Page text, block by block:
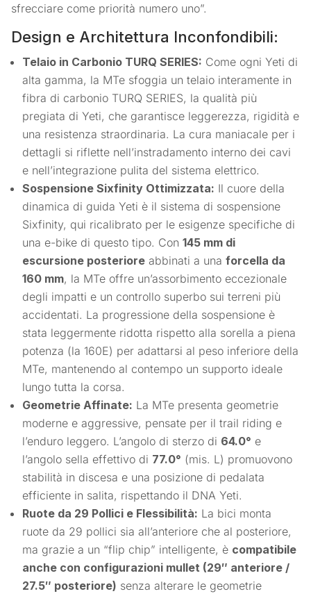
sfrecciare come priorità numero uno”.
Design e Architettura Inconfondibili:
Telaio in Carbonio TURQ SERIES: Come ogni Yeti di
alta gamma, la MTe sfoggia un telaio interamente in
fibra di carbonio TURQ SERIES, la qualità più
pregiata di Yeti, che garantisce leggerezza, rigidità e
una resistenza straordinaria. La cura maniacale per i
dettagli si riflette nell’instradamento interno dei cavi
e nell’integrazione pulita del sistema elettrico.
Sospensione Sixfinity Ottimizzata: Il cuore della
dinamica di guida Yeti è il sistema di sospensione
Sixfinity, qui ricalibrato per le esigenze specifiche di
una e-bike di questo tipo. Con145 mm di
escursione posteriore abbinati a unaforcella da
160 mm, la MTe offre un’assorbimento eccezionale
degli impatti e un controllo superbo sui terreni più
accidentati. La progressione della sospensione è
stata leggermente ridotta rispetto alla sorella a piena
potenza (la 160E) per adattarsi al peso inferiore della
MTe, mantenendo al contempo un supporto ideale
lungo tutta la corsa.
Geometrie Affinate: La MTe presenta geometrie
moderne e aggressive, pensate per il trail riding e
l’enduro leggero. L’angolo di sterzo di 64.0° e
l’angolo sella effettivo di 77.0° (mis. L) promuovono
stabilità in discesa e una posizione di pedalata
efficiente in salita, rispettando il DNA Yeti.
Ruote da 29 Pollici e Flessibilità: La bici monta
ruote da 29 pollici sia all’anteriore che al posteriore,
ma grazie a un “flip chip” intelligente, è compatibile
anche con configurazioni mullet (29″ anteriore /
27.5″ posteriore) senza alterare le geometrie